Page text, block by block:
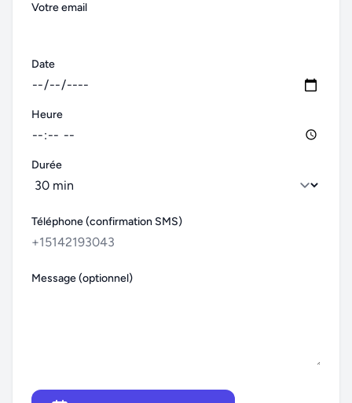
Votre email
Date
Heure
Durée
Téléphone (confirmation SMS)
Message (optionnel)